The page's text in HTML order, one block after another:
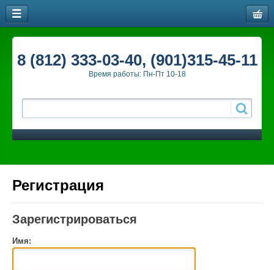
8 (812) 333-03-40, (901)315-45-11
Время работы: Пн-Пт 10-18
Регистрация
Зарегистрироваться
Имя: